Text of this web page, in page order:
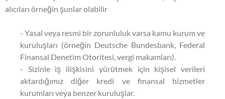
alıcıları örneğin şunlar olabilir
- Yasal veya resmi bir zorunluluk varsa kamu kurum ve
kuruluşları (örneğin Deutsche Bundesbank, Federal
Finansal Denetim Otoritesi, vergi makamları).
- Sizinle iş ilişkisini yürütmek için kişisel verileri
aktardığımız diğer kredi ve finansal hizmetler
kurumları veya benzer kuruluşlar.